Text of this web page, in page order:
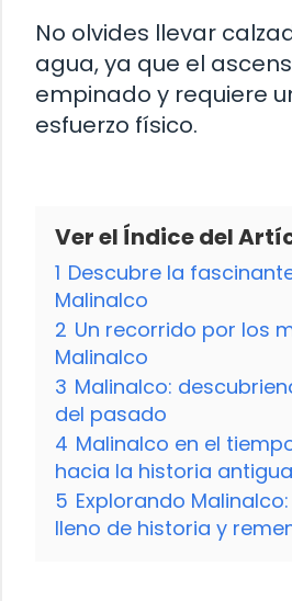
No olvides llevar
agua, ya que el
empinado y requiere
esfuerzo físico.
Ver el Índice del
1 Descubre la
Malinalco
2 Un recorrido por los
Malinalco
3 Malinalco:
del pasado
4 Malinalco en el
hacia la historia antigua
5 Explorando
lleno de historia y